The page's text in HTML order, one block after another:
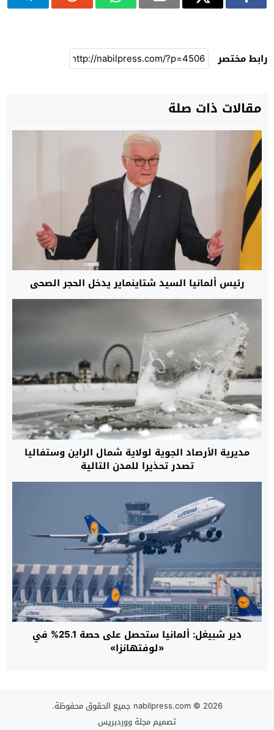
رابط مختصر
مقالات ذات صلة
رئيس ألمانيا السيد شتاينماير يدخل الحجر الصحي
مديرية الأرصاد الجوية لولاية شمال الراين وستفاليا
تصدر تحذيرا للمدن التالية
دير شبيغل: ألمانيا ستحصل على حصة 25.1% في
«لوفتهانزا»
nabilpress.com© 2026 جميع الحقوق محفوظة.
تصميممجلة ووردبريس